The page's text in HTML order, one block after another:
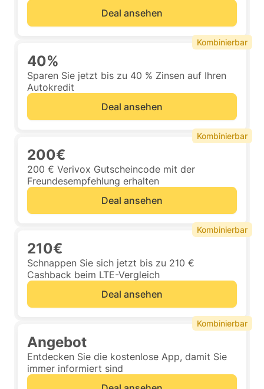
Deal ansehen
40%
Sparen Sie jetzt bis zu 40 % Zinsen auf Ihren
Autokredit
Deal ansehen
Kombinierbar
200€
200 € Verivox Gutscheincode mit der
Freundesempfehlung erhalten
Deal ansehen
Kombinierbar
210€
Schnappen Sie sich jetzt bis zu 210 €
Cashback beim LTE-Vergleich
Deal ansehen
Kombinierbar
Angebot
Entdecken Sie die kostenlose App, damit Sie
immer informiert sind
Kombinierbar